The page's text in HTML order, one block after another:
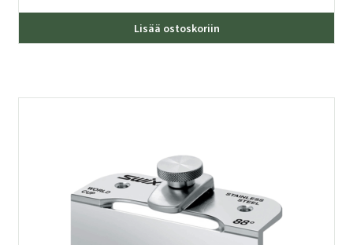
Lisää ostoskoriin